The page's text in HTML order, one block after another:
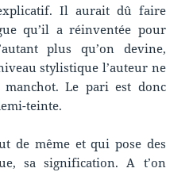
Il aurait dû faire
qu’il a réinventée pour
plus qu’on devine,
stylistique l’auteur ne
manchot. Le pari est donc
teinte.
de même et qui pose des
sa signification. A t’on